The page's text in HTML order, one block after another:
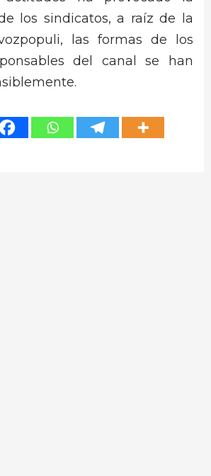
los sindicatos, a raíz de la
las formas de los
del canal se han